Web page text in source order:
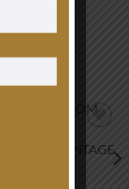
önskelistan!